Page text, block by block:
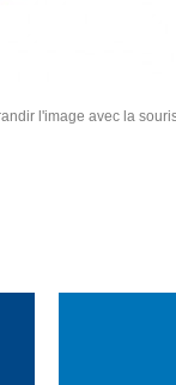
l'image avec la